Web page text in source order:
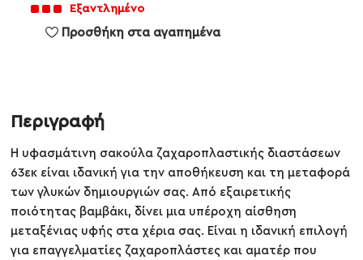
Εξαντλημένο
Προσθήκη στα αγαπημένα
Περιγραφή
Η υφασμάτινη σακούλα ζαχαροπλαστικής διαστάσεων
63εκ είναι ιδανική για την αποθήκευση και τη μεταφορά
των γλυκών δημιουργιών σας. Από εξαιρετικής
ποιότητας βαμβάκι, δίνει μια υπέροχη αίσθηση
μεταξένιας υφής στα χέρια σας. Είναι η ιδανική επιλογή
για επαγγελματίες ζαχαροπλάστες και αματέρ που